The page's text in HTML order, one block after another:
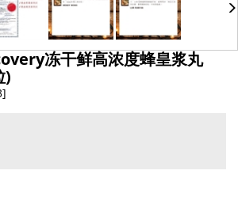
冻干鲜高浓度蜂皇浆丸
)